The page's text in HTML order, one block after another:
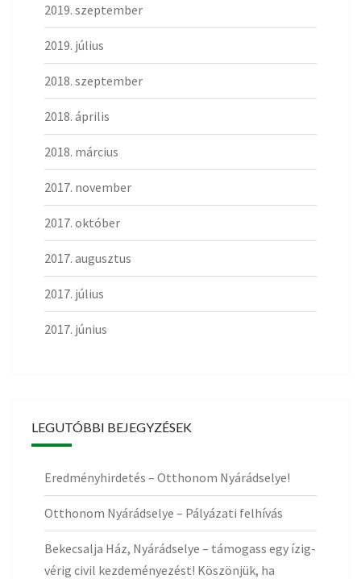
2019. szeptember
2019. július
2018. szeptember
2018. április
2018. március
2017. november
2017. október
2017. augusztus
2017. július
2017. június
LEGUTÓBBI BEJEGYZÉSEK
Eredményhirdetés – Otthonom Nyárádselye!
Otthonom Nyárádselye – Pályázati felhívás
Bekecsalja Ház, Nyárádselye – támogass egy ízig-
vérig civil kezdeményezést! Köszönjük, ha